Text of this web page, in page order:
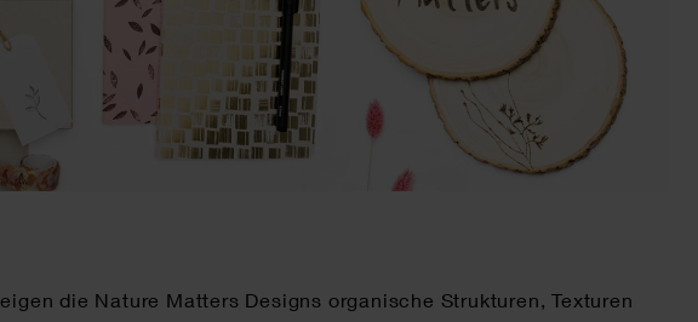
die Nature Matters Designs organische Strukturen, Texturen